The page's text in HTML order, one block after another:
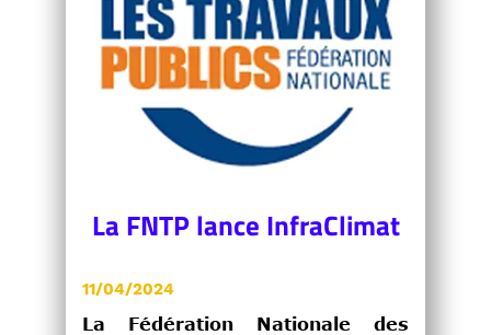
La FNTP lance InfraClimat
11/04/2024
La Fédération Nationale des